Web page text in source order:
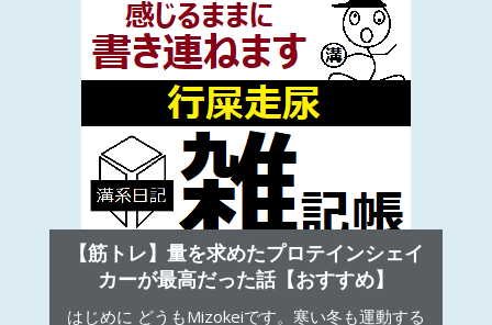
【筋トレ】量を求めたプロテインシェイ
カーが最高だった話【おすすめ】
はじめに どうもMizokeiです。寒い冬も運動する
ときの脱水が怖く、水分補給は欠かさないMizok